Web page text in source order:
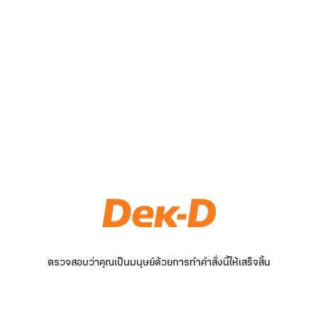
ตรวจสอบว่าคุณเป็นมนุษย์ด้วยการทำคำสั่งนี้ให้เสร็จสิ้น